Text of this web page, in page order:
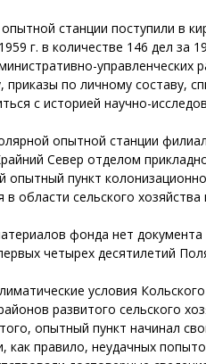
станции поступили в
г. в количестве 146 дел
по личному составу,
с историей научно-
опытной станции
Север отделом
опытный пункт
в области сельского
фонда нет документа
четырех десятилетий
условия
развитого сельского
опытный пункт начинал
как правило, неудачных